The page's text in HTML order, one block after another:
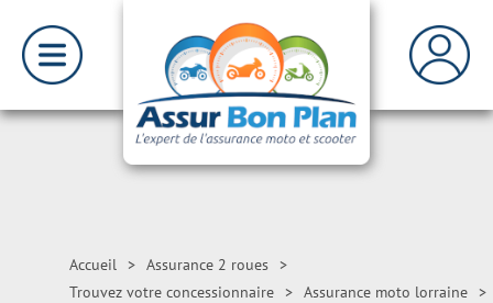
Accueil > Assurance 2 roues >
Trouvez votre concessionnaire > Assurance moto lorraine >